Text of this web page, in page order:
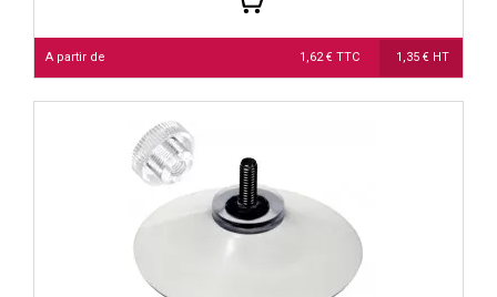
A partir de 1,62 € TTC 1,35 € HT